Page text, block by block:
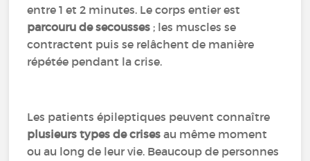
entre 1 et 2 minutes. Le corps entier est
parcouru de secousses ; les muscles se
contractent puis se relâchent de manière
répétée pendant la crise.
Les patients épileptiques peuvent connaître
plusieurs types de crises au même moment
ou au long de leur vie. Beaucoup de personnes